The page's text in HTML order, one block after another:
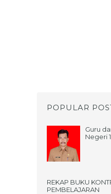
POPULAR
Guru
Negeri
REKAP BUKU
PEMBELAJARAN